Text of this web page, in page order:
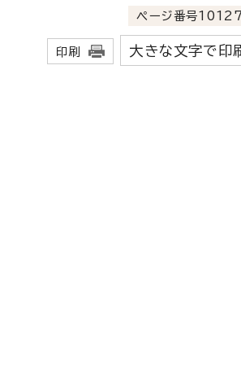
ページ番号
印刷 大きな文字で印